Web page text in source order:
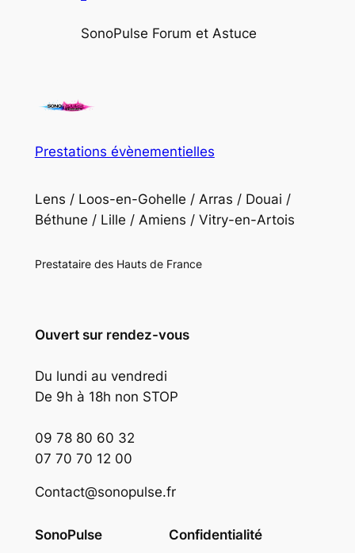
SonoPulse Forum et Astuce
Prestations évènementielles
Lens / Loos-en-Gohelle / Arras / Douai /
Béthune / Lille / Amiens / Vitry-en-Artois
Prestataire des Hauts de France
Ouvert sur rendez-vous
Du lundi au vendredi
De 9h à 18h non STOP
09 78 80 60 32
07 70 70 12 00
Contact@sonopulse.fr
SonoPulse Confidentialité